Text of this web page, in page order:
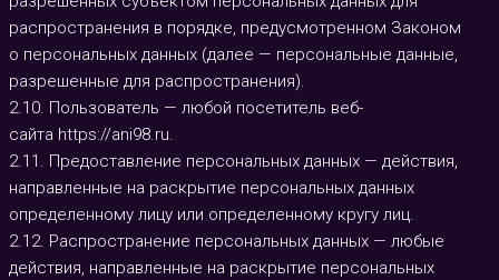
распространения в порядке, предусмотренном Законом
о персональных данных (далее — персональные данные,
разрешенные для распространения).
2.10. Пользователь — любой посетитель веб-
сайта https://ani98.ru.
2.11. Предоставление персональных данных — действия,
направленные на раскрытие персональных данных
определенному лицу или определенному кругу лиц.
2.12. Распространение персональных данных — любые
действия, направленные на раскрытие персональных